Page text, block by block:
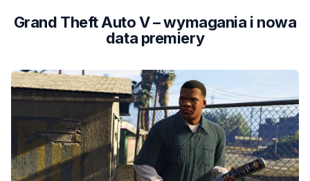
Grand Theft Auto V – wymagania i nowa
data premiery